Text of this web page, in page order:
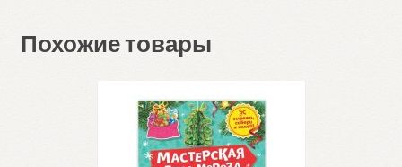
Похожие товары